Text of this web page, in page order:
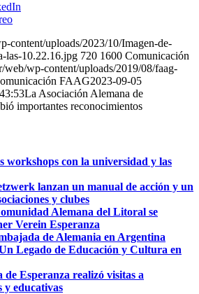
content/uploads/2023/10/Imagen-de-
las-10.22.16.jpg 720 1600 Comunicación
web/wp-content/uploads/2019/08/faag-
FAAG2023-09-05
La Asociación Alemana de
importantes reconocimientos
workshops con la universidad y las
lanzan un manual de acción y un
y clubes
Alemana del Litoral se
Verein Esperanza
de Alemania en Argentina
Legado de Educación y Cultura en
Esperanza realizó visitas a
y educativas